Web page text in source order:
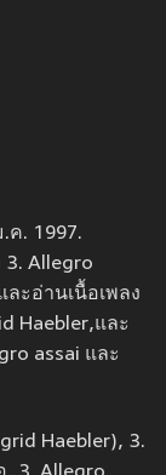
ค. 1997.
3. Allegro
ะอ่านเนื้อเพลง
Haebler,และ
assai และ
Haebler), 3.